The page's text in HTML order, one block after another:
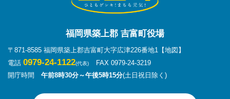
福岡県築上郡 吉富町役場
〒871-8585 福岡県築上郡吉富町大字広津226番地1
【地図】
電話 0979-24-1122(代表)
FAX 0979-24-3219
開庁時間 午前8時30分～午後5時15分(土日祝日除く)